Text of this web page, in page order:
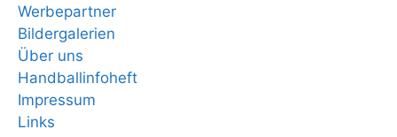
Werbepartner
Bildergalerien
Über uns
Handballinfoheft
Impressum
Links